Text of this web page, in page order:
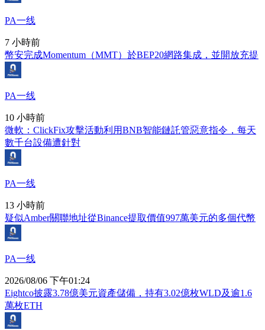
PA一线
7 小時前
幣安完成Momentum（MMT）於BEP20網路集成，並開放充提
PA一线
10 小時前
微軟：ClickFix攻擊活動利用BNB智能鏈託管惡意指令，每天
數千台設備遭針對
PA一线
13 小時前
疑似Amber關聯地址從Binance提取價值997萬美元的多個代幣
PA一线
2026/08/06 下午01:24
Eightco披露3.78億美元資產儲備，持有3.02億枚WLD及逾1.6
萬枚ETH